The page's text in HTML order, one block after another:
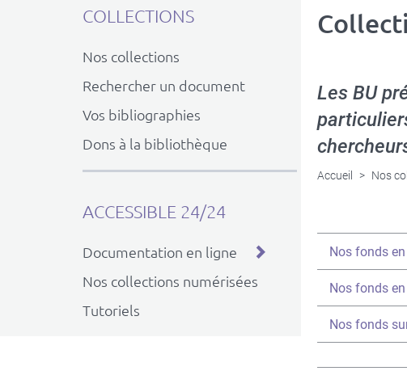
COLLECTIONS
Nos collections
Rechercher un document
Vos bibliographies
Dons à la bibliothèque
ACCESSIBLE 24/24
Documentation en ligne
Nos collections numérisées
Tutoriels
Les BU
Accueil Nos
Titre
du
texte
dépliable
Nos fonds
Titre
du
texte
dépliable
Nos fonds
Titre
du
Nos fonds